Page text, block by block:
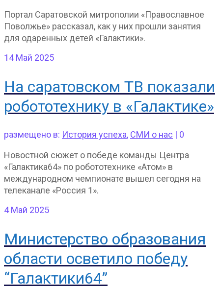
Портал Саратовской митрополии «Православное
Поволжье» рассказал, как у них прошли занятия
для одаренных детей «Галактики».
14Май 2025
На саратовском ТВ показали
робототехнику в «Галактике»
размещено в: История успеха, СМИ о нас | 0
Новостной сюжет о победе команды Центра
«Галактика64» по робототехнике «Атом» в
международном чемпионате вышел сегодня на
телеканале «Россия 1».
4Май 2025
Министерство образования
области осветило победу
“Галактики64”